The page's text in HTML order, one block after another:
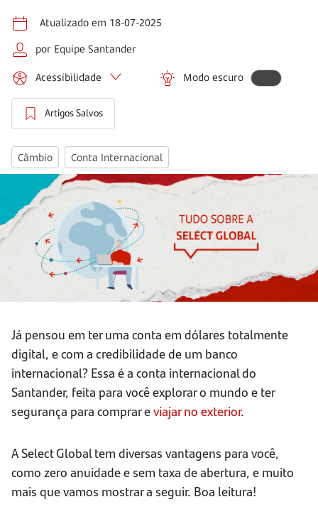
Atualizado em 18-07-2025
por Equipe Santander
Acessibilidade Modo escuro
Artigos Salvos
Câmbio Conta Internacional
Já pensou em ter uma conta em dólares totalmente
digital, e com a credibilidade de um banco
internacional? Essa é a conta internacional do
Santander, feita para você explorar o mundo e ter
segurança para comprar eviajar no exterior.
A Select Global tem diversas vantagens para você,
como zero anuidade e sem taxa de abertura, e muito
mais que vamos mostrar a seguir. Boa leitura!